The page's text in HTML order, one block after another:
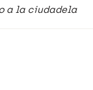
a la ciudadela